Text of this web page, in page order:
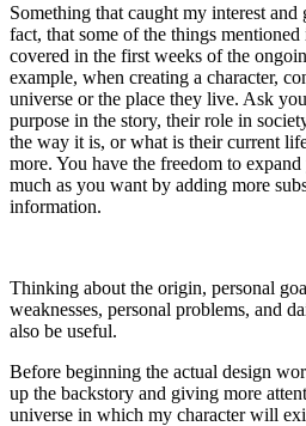
Something that caught my interest and
fact, that some of the things
covered in the first weeks of the
example, when creating a character,
universe or the place they live. Ask
purpose in the story, their role in
the way it is, or what is their current
more. You have the freedom to
much as you want by adding more
information.
Thinking about the origin, personal
weaknesses, personal problems, and
also be useful.
Before beginning the actual design
up the backstory and giving more
universe in which my character will